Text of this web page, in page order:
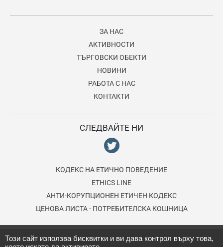
ЗА НАС
АКТИВНОСТИ
ТЪРГОВСКИ ОБЕКТИ
НОВИНИ
РАБОТА С НАС
КОНТАКТИ
СЛЕДВАЙТЕ НИ
КОДЕКС НА EТИЧНО ПОВЕДЕНИЕ
ETHICS LINE
АНТИ-КОРУПЦИОНЕН ЕТИЧЕН КОДЕКС
ЦЕНОВА ЛИСТА - ПОТРЕБИТЕЛСКА КОШНИЦА
© 2026 Lagardère Travel Retail, подразделение на групата
Този сайт използва бисквитки и ви дава контрол върху това,